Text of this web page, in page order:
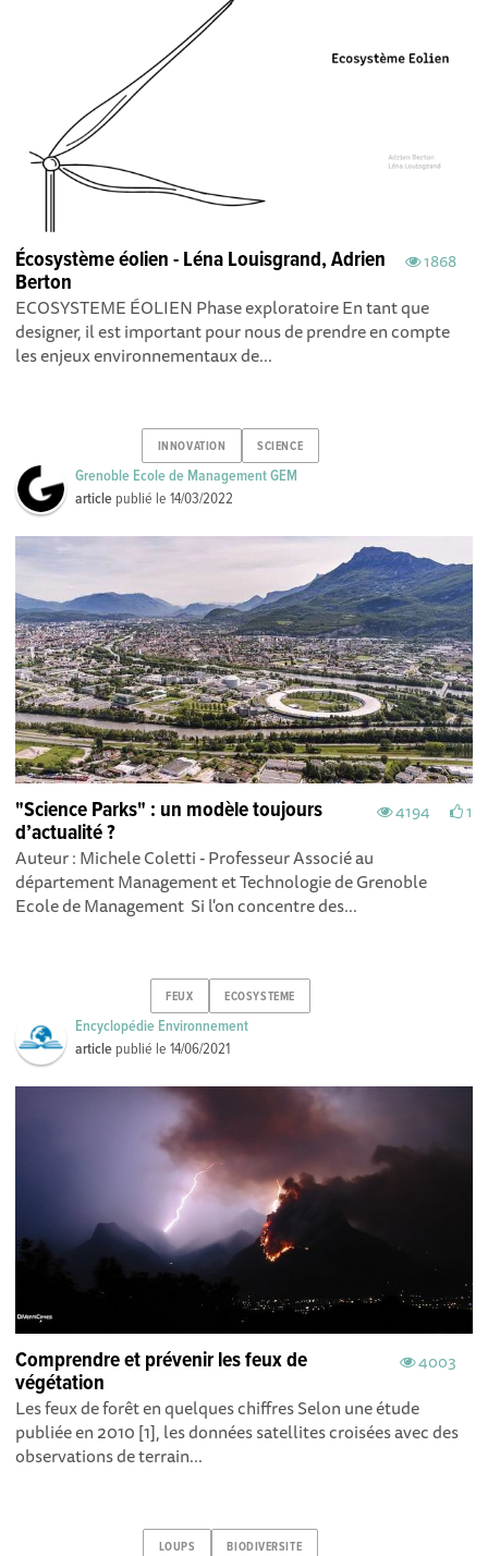
1868
Écosystème éolien - Léna Louisgrand, Adrien
Berton
ECOSYSTEME ÉOLIEN Phase exploratoire En tant que
designer, il est important pour nous de prendre en compte
les enjeux environnementaux de...
INNOVATION SCIENCE
Grenoble Ecole de Management GEM
article publié le14/03/2022
4194 1
"Science Parks" : un modèle toujours
d’actualité ?
Auteur : Michele Coletti - Professeur Associé au
département Management et Technologie de Grenoble
Ecole de Management Si l'on concentre des...
FEUX ECOSYSTEME
Encyclopédie Environnement
article publié le14/06/2021
4003
Comprendre et prévenir les feux de
végétation
Les feux de forêt en quelques chiffres Selon une étude
publiée en 2010 [1], les données satellites croisées avec des
observations de terrain...
LOUPS BIODIVERSITE